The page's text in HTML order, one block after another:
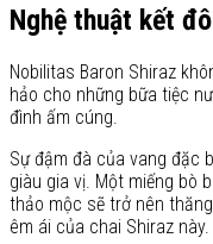
Nghệ thuật kết
Nobilitas Baron Shiraz
hảo cho những bữa tiệc
đình ấm cúng.
Sự đậm đà của vang đặc
giàu gia vị. Một miếng bò
thảo mộc sẽ trở nên
êm ái của chai Shiraz này.